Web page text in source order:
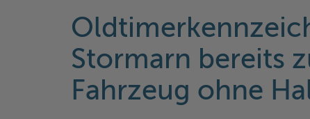
Stormarn bereits
Fahrzeug ohne